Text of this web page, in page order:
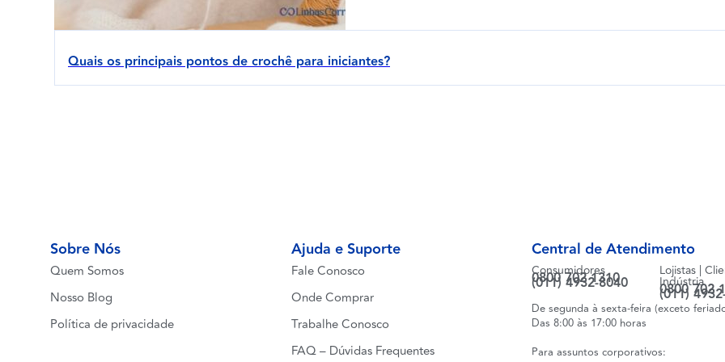
Quais os principais pontos de crochê para iniciantes?
Sobre Nós
Quem Somos
Nosso Blog
Política de privacidade
Ajuda e Suporte
Fale Conosco
Onde Comprar
Trabalhe Conosco
FAQ – Dúvidas Frequentes
Central de Atendimento
Consumidores
0800 702 1310
(011) 4932-8040
Lojistas |
Indústria
0800 702
(011)
De segunda à sexta-feira (exceto
Das 8:00 às 17:00 horas
Para assuntos corporativos: